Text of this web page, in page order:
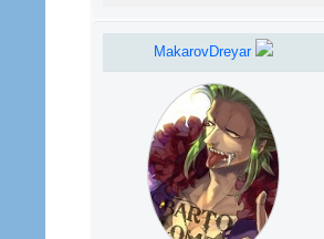
MakarovDreyar